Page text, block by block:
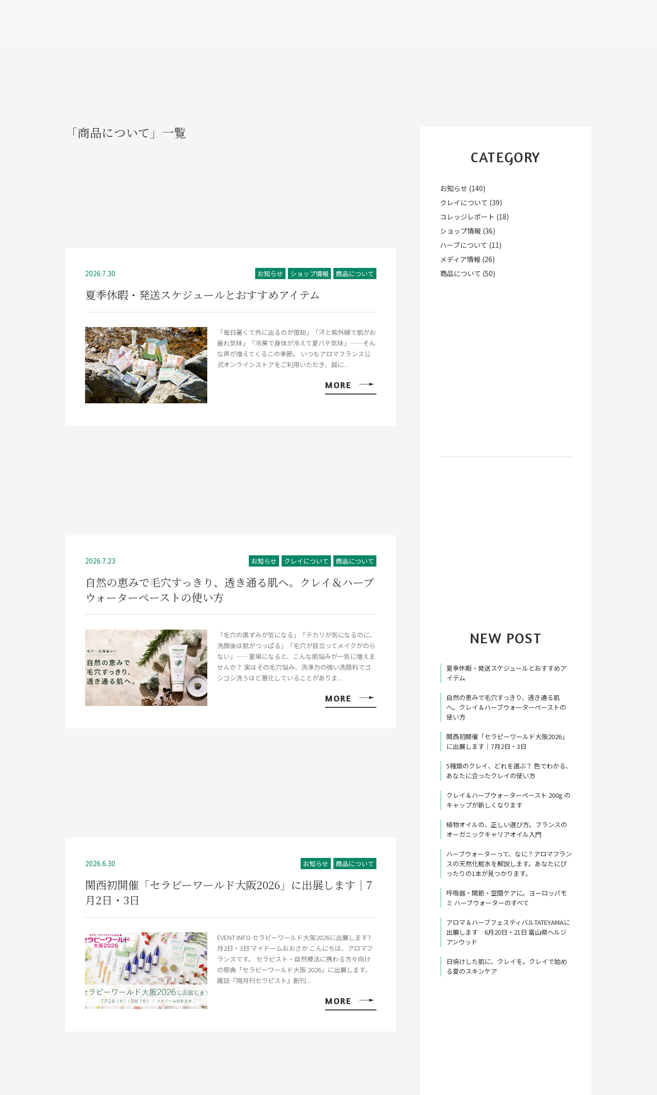
「商品について」一覧
2026.7.30 お知らせ ショップ情報 商品について
夏季休暇・発送スケジュールとおすすめアイテム
「毎日暑くて外に出るのが億劫」「汗と紫外線で肌がお
疲れ気味」「冷房で身体が冷えて夏バテ気味」——そん
な声が増えてくるこの季節。 いつもアロマフランス公
式オンラインストアをご利用いただき、誠に...
MORE
2026.7.23 お知らせ クレイについて 商品について
自然の恵みで毛穴すっきり、透き通る肌へ。クレイ＆ハーブ
ウォーターペーストの使い方
「毛穴の黒ずみが気になる」「テカリが気になるのに、
洗顔後は肌がつっぱる」「毛穴が目立ってメイクがのら
ない」——夏場になると、こんな肌悩みが一気に増えま
せんか？ 実はその毛穴悩み、洗浄力の強い洗顔料でゴ
シゴシ洗うほど悪化していることがありま...
MORE
2026.6.30 お知らせ 商品について
関西初開催「セラピーワールド大阪2026」に出展します｜7
月2日・3日
EVENT INFO セラピーワールド大阪2026に出展します7
月2日・3日 マイドームおおさか こんにちは、アロマフ
ランスです。 セラピスト・自然療法に携わる方々向け
の祭典「セラピーワールド大阪 2026」に出展します。
雑誌『隔月刊セラピスト』創刊...
MORE
CATEGORY
お知らせ (140)
クレイについて (39)
コレッジレポート (18)
ショップ情報 (36)
ハーブについて (11)
メディア情報 (26)
商品について (50)
NEW POST
夏季休暇・発送スケジュールとおすすめア
イテム
自然の恵みで毛穴すっきり、透き通る肌
へ。クレイ＆ハーブウォーターペーストの
使い方
関西初開催「セラピーワールド大阪2026」
に出展します｜7月2日・3日
5種類のクレイ、どれを選ぶ？ 色でわかる、
あなたに合ったクレイの使い方
クレイ＆ハーブウォーターペースト 200g の
キャップが新しくなります
植物オイルの、正しい選び方。フランスの
オーガニックキャリアオイル入門
ハーブウォーターって、なに？アロマフラン
スの天然化粧水を解説します。あなたにぴ
ったりの1本が見つかります。
呼吸器・関節・空間ケアに。ヨーロッパモ
ミ ハーブウォーターのすべて
アロマ＆ハーブフェスティバルTATEYAMAに
出展します 6月20日・21日 富山県ヘルジ
アンウッド
日焼けした肌に、クレイを。クレイで始め
る夏のスキンケア